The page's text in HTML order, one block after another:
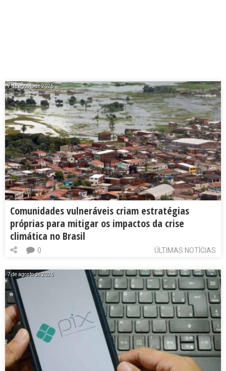
7 de agosto de 2026
Comunidades vulneráveis criam estratégias
próprias para mitigar os impactos da crise
climática no Brasil
ÚLTIMAS NOTÍCIAS
0
7 de agosto de 2026